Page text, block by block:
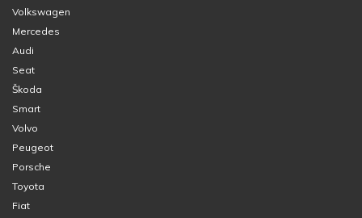
Volkswagen
Mercedes
Audi
Seat
Škoda
Smart
Volvo
Peugeot
Porsche
Toyota
Fiat